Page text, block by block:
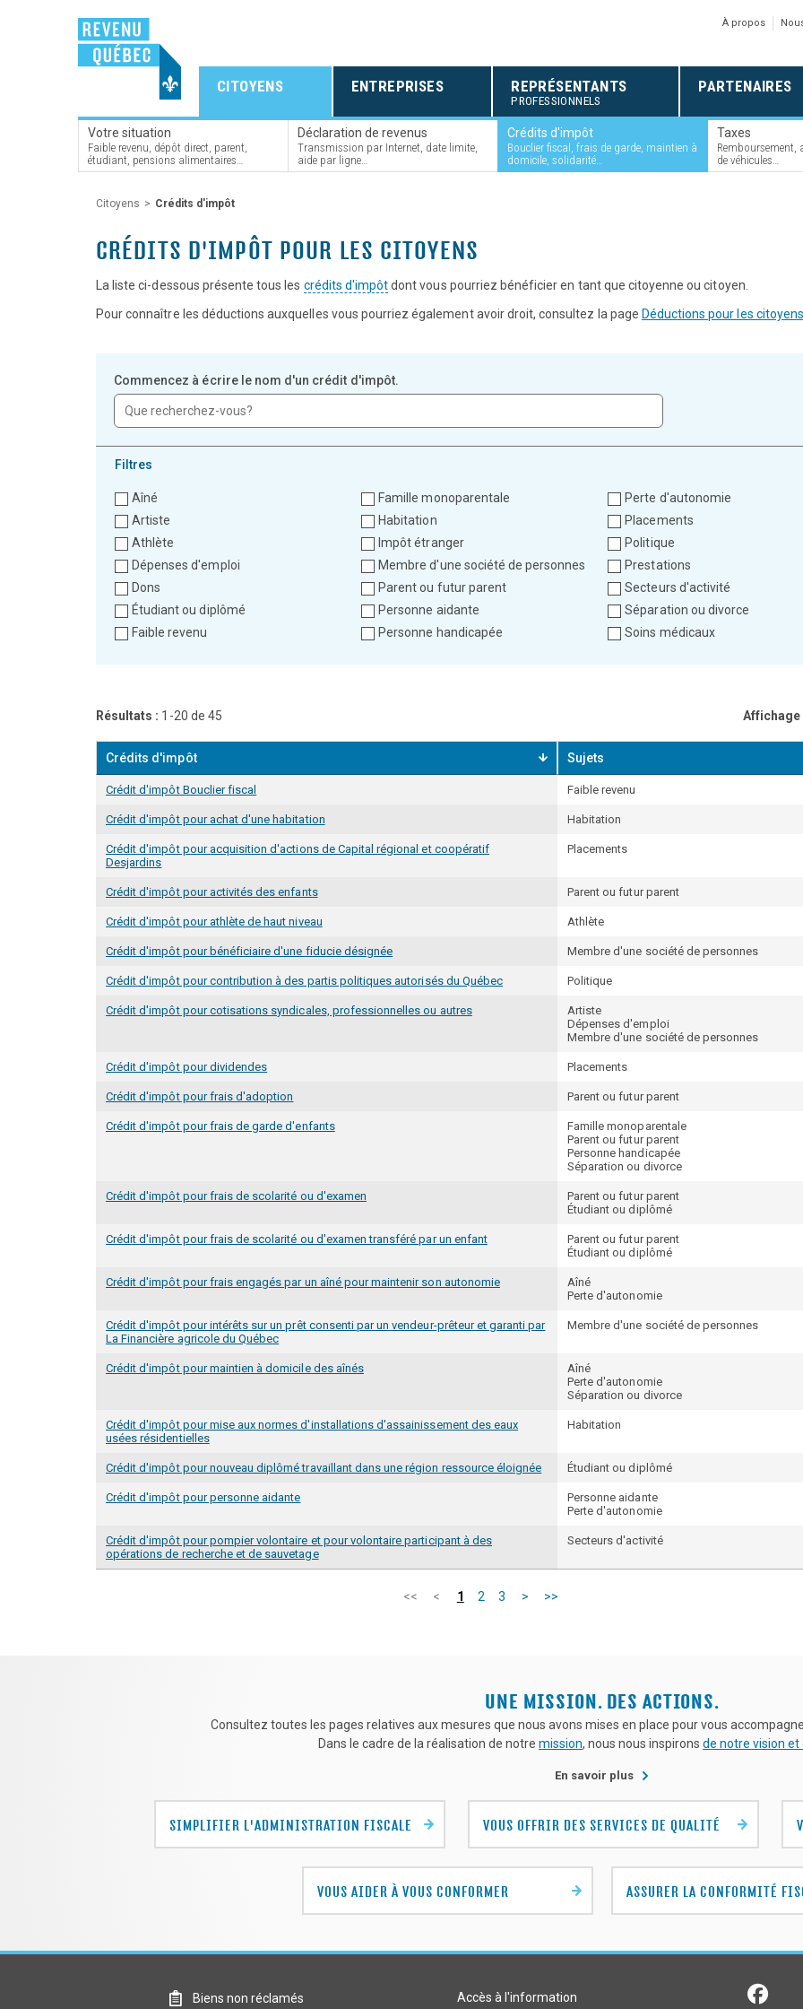
au
contenu
de
page
au
menu
principal
au
pied
de
page
À propos
sélectionnée
CITOYENS
Votre situation
Faible revenu, dépôt direct, parent,
étudiant, pensions alimentaires…
Déclaration de revenus
Transmission par Internet, date limite,
aide par ligne…
Sous-
section
sélectionnée
Crédits d'impôt
Bouclier fiscal, frais de garde, maintien à
domicile, solidarité…
Taxes
Remboursement,
de véhicules…
ENTREPRISES REPRÉSENTANTS
PROFESSIONNELS
PARTENAIRES
Citoyens Crédits d'impôt
CRÉDITS D'IMPÔT POUR LES CITOYENS
La liste ci-dessous présente tous les crédits d'impôtdont vous pourriez bénéficier en tant que citoyenne ou citoyen.
Pour connaître les déductions auxquelles vous pourriez également avoir droit, consultez la page Déductions pour les citoyens
Commencez à écrire le nom d'un crédit d'impôt.
Filtres
Aîné
Artiste
Athlète
Dépenses d'emploi
Dons
Étudiant ou diplômé
Faible revenu
Famille monoparentale
Habitation
Impôt étranger
Membre d'une société de personnes
Parent ou futur parent
Personne aidante
Personne handicapée
Perte d'autonomie
Placements
Politique
Prestations
Secteurs d'activité
Séparation ou divorce
Soins médicaux
Résultats : 1-20 de 45 Affichage
Crédits d'impôt Sujets
Crédit d'impôt Bouclier fiscal Faible revenu
Crédit d'impôt pour achat d'une habitation Habitation
Crédit d'impôt pour acquisition d'actions de Capital régional et coopératif
Desjardins
Placements
Crédit d'impôt pour activités des enfants Parent ou futur parent
Crédit d'impôt pour athlète de haut niveau Athlète
Crédit d'impôt pour bénéficiaire d'une fiducie désignée Membre d'une société de personnes
Crédit d'impôt pour contribution à des partis politiques autorisés du Québec Politique
Crédit d'impôt pour cotisations syndicales, professionnelles ou autres
Artiste
Dépenses d'emploi
Membre d'une société de personnes
Crédit d'impôt pour dividendes Placements
Crédit d'impôt pour frais d'adoption Parent ou futur parent
Crédit d'impôt pour frais de garde d'enfants
Famille monoparentale
Parent ou futur parent
Personne handicapée
Séparation ou divorce
Crédit d'impôt pour frais de scolarité ou d'examen
Parent ou futur parent
Étudiant ou diplômé
Crédit d'impôt pour frais de scolarité ou d'examen transféré par un enfant
Parent ou futur parent
Étudiant ou diplômé
Crédit d'impôt pour frais engagés par un aîné pour maintenir son autonomie
Aîné
Perte d'autonomie
Crédit d'impôt pour intérêts sur un prêt consenti par un vendeur-prêteur et garanti par
La Financière agricole du Québec
Membre d'une société de personnes
Crédit d'impôt pour maintien à domicile des aînés
Aîné
Perte d'autonomie
Séparation ou divorce
Crédit d'impôt pour mise aux normes d'installations d'assainissement des eaux
usées résidentielles
Habitation
Crédit d'impôt pour nouveau diplômé travaillant dans une région ressource éloignée Étudiant ou diplômé
Crédit d'impôt pour personne aidante
Personne aidante
Perte d'autonomie
Crédit d'impôt pour pompier volontaire et pour volontaire participant à des
opérations de recherche et de sauvetage
Secteurs d'activité
<<
<
1 Page
2 3Dernière
>
>>
la
liste
UNE MISSION. DES ACTIONS.
Consultez toutes les pages relatives aux mesures que nous avons mises en place pour vous
Dans le cadre de la réalisation de notre mission, nous nous inspirons de notre vision et
En savoir plus
sur
actions
que
pour
accompagner
avec
SIMPLIFIER L'ADMINISTRATION FISCALE VOUS OFFRIR DES SERVICES DE QUALITÉ
VOUS AIDER À VOUS CONFORMER ASSURER LA CONFORMITÉ
bnr Biens non réclamés Accès à l'information facebookNous
suivre